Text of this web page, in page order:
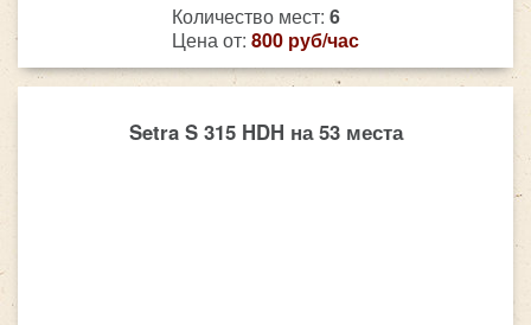
Количество мест: 6
Цена от: 800 руб/час
Setra S 315 HDH на 53 места